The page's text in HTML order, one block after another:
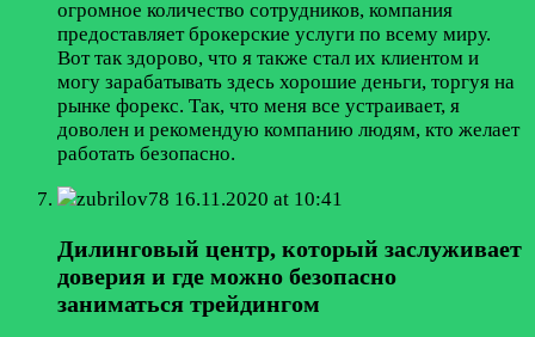
огромное количество сотрудников, компания
предоставляет брокерские услуги по всему миру.
Вот так здорово, что я также стал их клиентом и
могу зарабатывать здесь хорошие деньги, торгуя на
рынке форекс. Так, что меня все устраивает, я
доволен и рекомендую компанию людям, кто желает
работать безопасно.
zubrilov78 16.11.2020 at 10:41
Дилинговый центр, который заслуживает
доверия и где можно безопасно
заниматься трейдингом